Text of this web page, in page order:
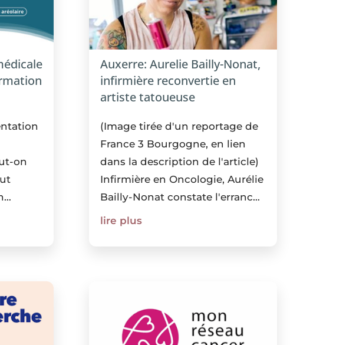
on
Auxerre: Aurelie Bailly-Nonat,
infirmière reconvertie en
artiste tatoueuse
(Image tirée d'un reportage de
France 3 Bourgogne, en lien
dans la description de l'article)
Infirmière en Oncologie, Aurélie
Bailly-Nonat constate l'errance
et le manque d'information que
lire plus